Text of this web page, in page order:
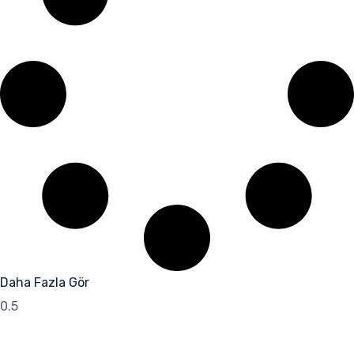
Daha Fazla Gör